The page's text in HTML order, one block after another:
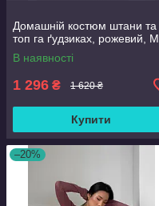
Домашній костюм штани та
топ га ґудзиках, рожевий, М
В наявності
1 296 ₴ 1 620 ₴
Купити
–20%